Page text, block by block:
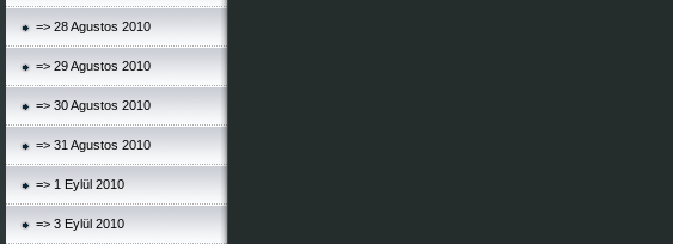
=> 28 Agustos 2010
=> 29 Agustos 2010
=> 30 Agustos 2010
=> 31 Agustos 2010
=> 1 Eylül 2010
=> 3 Eylül 2010